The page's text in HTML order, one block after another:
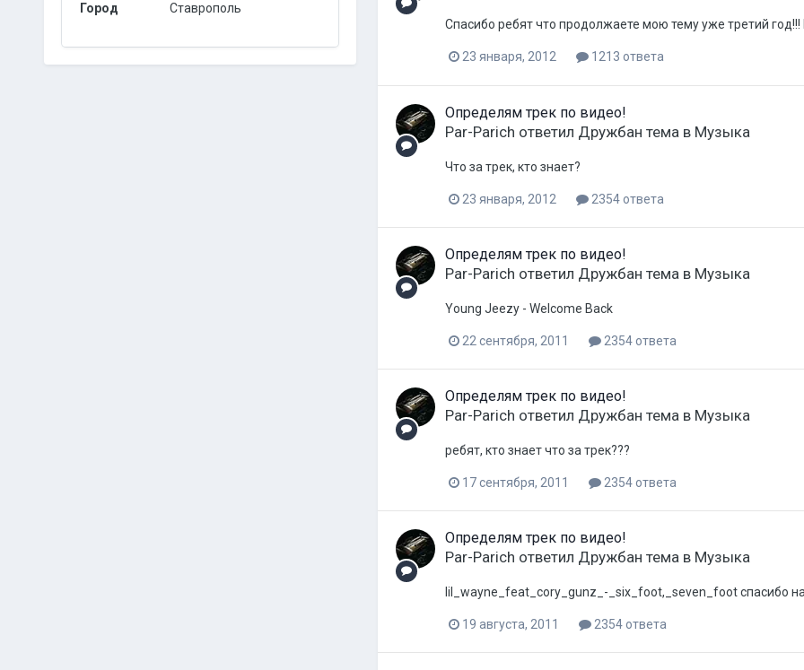
Город Ставрополь
Спасибо ребят что продолжаете мою тему уже третий
23 января, 2012 1213 ответа
Определям трек по видео!
Par-Parich ответил Дружбан тема в Музыка
Что за трек, кто знает?
23 января, 2012 2354 ответа
Определям трек по видео!
Par-Parich ответил Дружбан тема в Музыка
Young Jeezy - Welcome Back
22 сентября, 2011 2354 ответа
Определям трек по видео!
Par-Parich ответил Дружбан тема в Музыка
ребят, кто знает что за трек???
17 сентября, 2011 2354 ответа
Определям трек по видео!
Par-Parich ответил Дружбан тема в Музыка
lil_wayne_feat_cory_gunz_-_six_foot,_seven_foot спасибо
19 августа, 2011 2354 ответа